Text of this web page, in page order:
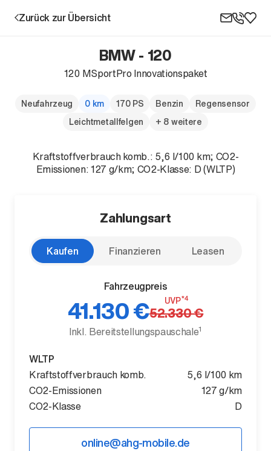
Aktion
Karriere
News
Der neue BMW X5.
Geschaffen, um vorauszugehen.
Zurück zur Übersicht
BMW - 120
120 MSportPro Innovationspaket
Neufahrzeug 0 km 170 PS Benzin
Regensensor
Leichtmetallfelgen
+ 8 weitere
Kraftstoffverbrauch komb.: 5,6 l/100 km; CO2-
Emissionen: 127 g/km; CO2-Klasse: D (WLTP)
Zahlungsart
Kaufen Finanzieren Leasen
Fahrzeugpreis
41.130 € UVP*4
52.330 €
Inkl. Bereitstellungspauschale1
WLTP
Kraftstoffverbrauch komb.
5,6 l/100 km
CO2-Emissionen
127 g/km
CO2-Klasse
D
online@ahg-mobile.de